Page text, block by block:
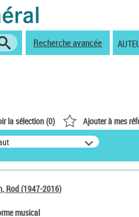
Recherche avancée
la sélection (0) Ajouter à mes
Rod (1947-2016)
musical